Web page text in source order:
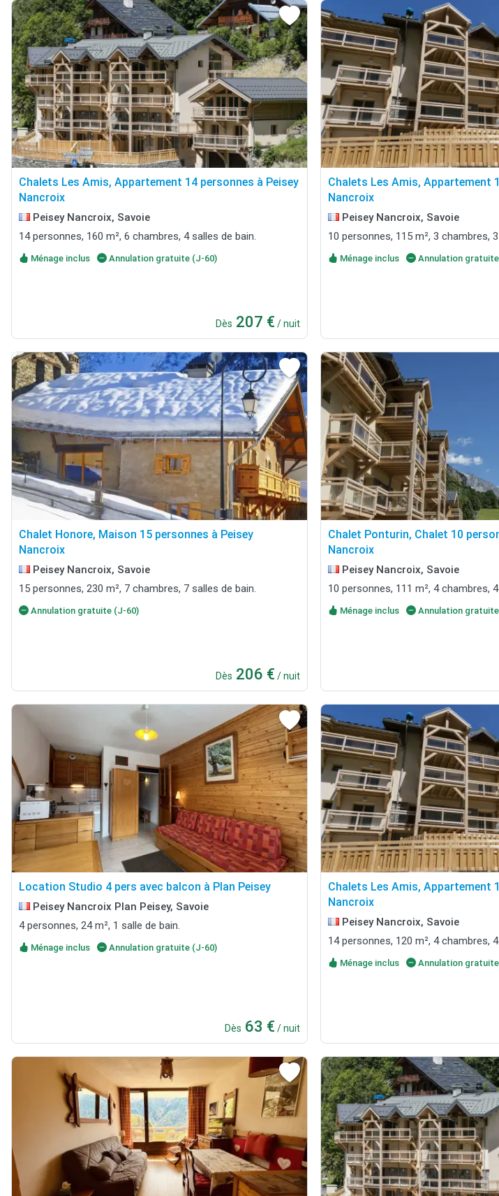
Chalets Les Amis, Appartement 14 personnes à Peisey
Nancroix
Peisey Nancroix, Savoie
14 personnes, 160 m², 6 chambres, 4 salles de bain.
Ménage inclus Annulation gratuite (J-60)
Dès 207 € / nuit
Chalets Les Amis, Appartement
Nancroix
Peisey Nancroix, Savoie
10 personnes, 115 m², 3 chambres,
Ménage inclus Annulation
Chalet Honore, Maison 15 personnes à Peisey
Nancroix
Peisey Nancroix, Savoie
15 personnes, 230 m², 7 chambres, 7 salles de bain.
Annulation gratuite (J-60)
Dès 206 € / nuit
Chalet Ponturin, Chalet 10
Nancroix
Peisey Nancroix, Savoie
10 personnes, 111 m², 4 chambres,
Ménage inclus Annulation
Location Studio 4 pers avec balcon à Plan Peisey
Peisey Nancroix Plan Peisey, Savoie
4 personnes, 24 m², 1 salle de bain.
Ménage inclus Annulation gratuite (J-60)
Dès 63 € / nuit
Chalets Les Amis, Appartement
Nancroix
Peisey Nancroix, Savoie
14 personnes, 120 m², 4 chambres,
Ménage inclus Annulation